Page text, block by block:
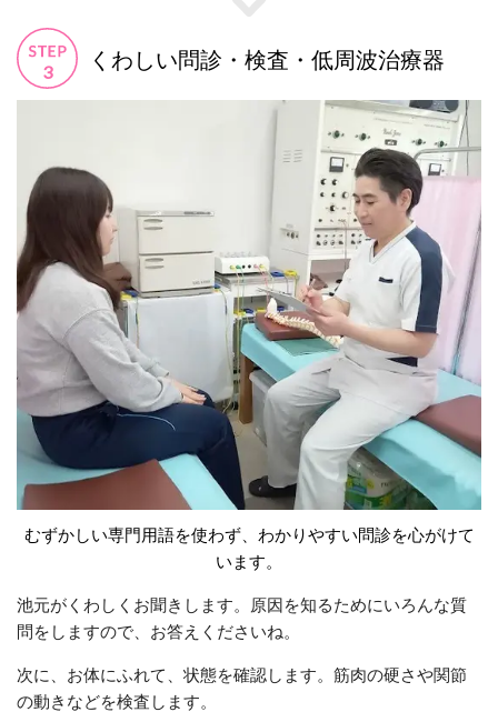
くわしい問診・検査・低周波治療器
むずかしい専門用語を使わず、わかりやすい問診を心がけて
います。
池元がくわしくお聞きします。原因を知るためにいろんな質
問をしますので、お答えくださいね。
次に、お体にふれて、状態を確認します。筋肉の硬さや関節
の動きなどを検査します。